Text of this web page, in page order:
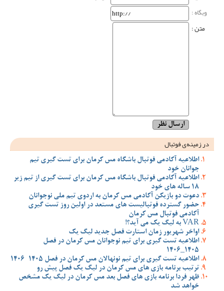
وبگاه‌ :
متن :
در زمینه‌ی فوتبال
اطلاعیه آکادمی فوتبال باشگاه مس کرمان برای تست گیری تیم
جوانان خود
اطلاعیه آکادمی فوتبال باشگاه مس کرمان برای تست گیری از تیم زیر
18 ساله های خود
دعوت دو بازیکن آکادمی مس کرمان به اردوی تیم ملی نوجوانان
حضور گسترده فوتبالیست های مستعد در اولین روز تست گیری
آکادمی فوتبال مس کرمان
VAR به لیگ یک می آید؟!
اواخر شهریور زمان استارت فصل جدید لیگ یک
اطلاعیه تست گیری برای تیم نوجوانان مس کرمان در فصل
1405_1406
اطلاعیه تست گیری برای تیم نونهالان مس کرمان در فصل 1405-1406
ترتیب برنامه بازی های مس کرمان در لیگ یک فصل پیش رو
ظهر فردا برنامه بازی های فصل بعد مس کرمان در لیگ یک مشخص
خواهد شد